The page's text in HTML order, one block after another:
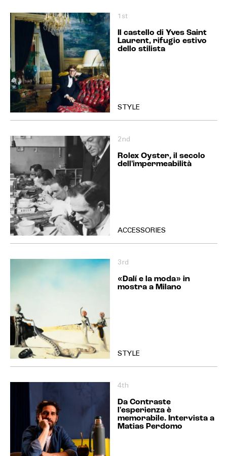
1st
Il castello di Yves Saint
Laurent, rifugio estivo
dello stilista
STYLE
2nd
Rolex Oyster, il secolo
dell'impermeabilità
ACCESSORIES
3rd
«Dalí e la moda» in
mostra a Milano
STYLE
4th
Da Contraste
l'esperienza è
memorabile. Intervista a
Matias Perdomo